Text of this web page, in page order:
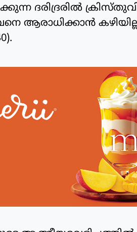
ദരിദ്രരില്‍
ആരാധിക്കാന്‍